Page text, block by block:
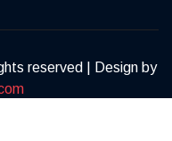
reserved | Design by